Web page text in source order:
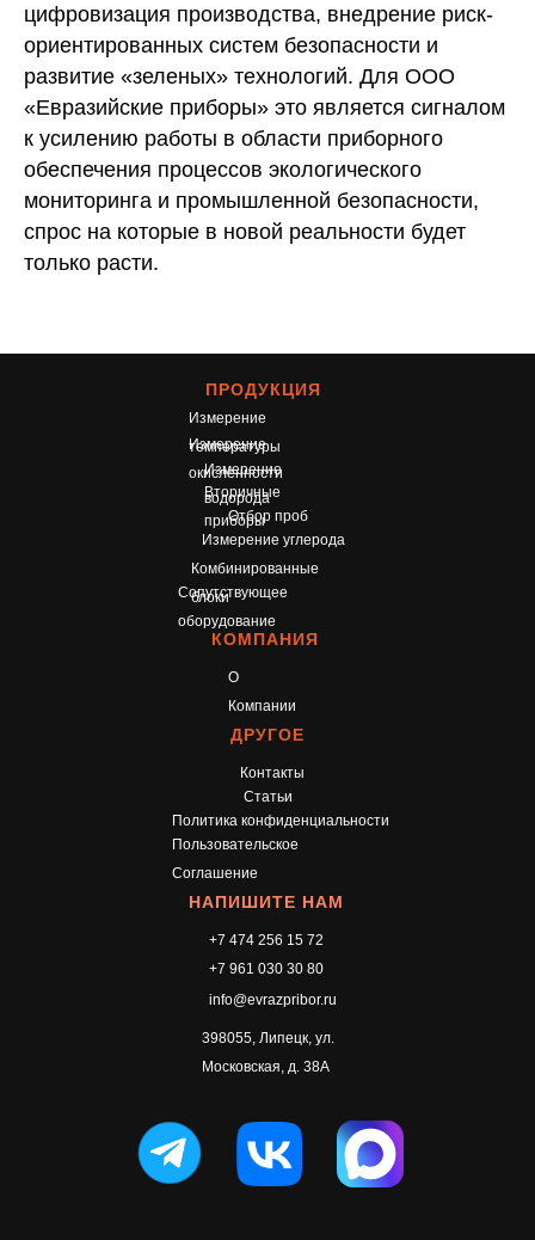
цифровизация производства, внедрение риск-
ориентированных систем безопасности и
развитие «зеленых» технологий. Для ООО
«Евразийские приборы» это является сигналом
к усилению работы в области приборного
обеспечения процессов экологического
мониторинга и промышленной безопасности,
спрос на которые в новой реальности будет
только расти.
ПРОДУКЦИЯ
Измерение
температуры
КОМПАНИЯ
О
Компании
ДРУГОЕ
Контакты
НАПИШИТЕ НАМ
+7 474 256 15 72
+7 961 030 30 80
Измерение
окисленности
Измерение
водорода
Вторичные
приборы
Отбор проб
Измерение углерода
Комбинированные
блоки
Сопутствующее
оборудование
Статьи
Пользовательское
Соглашение
Политика конфиденциальности
info@evrazpribor.ru
398055, Липецк, ул.
Московская, д. 38А